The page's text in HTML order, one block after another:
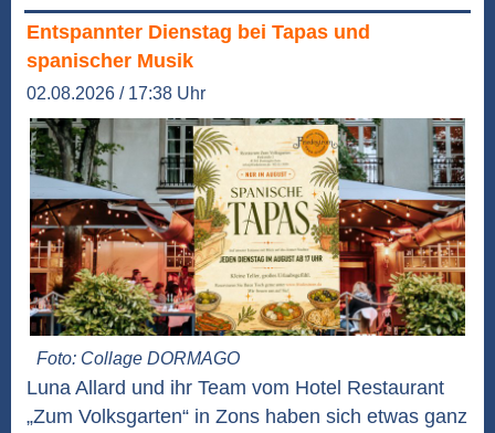
Entspannter Dienstag bei Tapas und
spanischer Musik
02.08.2026 / 17:38 Uhr
Foto: Collage DORMAGO
Luna Allard und ihr Team vom Hotel Restaurant
„Zum Volksgarten“ in Zons haben sich etwas ganz